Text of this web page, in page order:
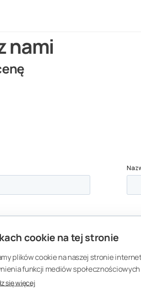
cookie na tej stronie
plików cookie na naszej stronie
funkcji mediów
się więcej
nami